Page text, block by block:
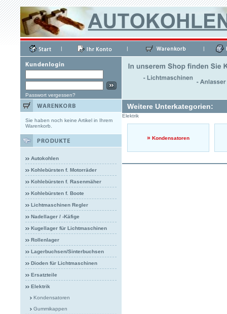
| | |
Passwort vergessen?
Sie haben noch keine Artikel in Ihrem
Warenkorb.
Autokohlen
Kohlebürsten f. Motorräder
Kohlebürsten f. Rasenmäher
Kohlebürsten f. Boote
Lichtmaschinen Regler
Nadellager / -Käfige
Kugellager für Lichtmaschinen
Rollenlager
Lagerbuchsen/Sinterbuchsen
Dioden für Lichtmaschinen
Ersatzteile
Elektrik
Kondensatoren
Gummikappen
Weitere Unterkategorien:
Elektrik
» Kondensatoren